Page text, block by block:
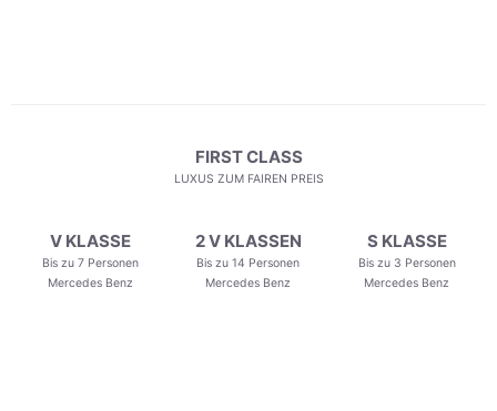
FIRST CLASS
LUXUS ZUM FAIREN PREIS
V KLASSE
Bis zu 7 Personen
Mercedes Benz
2 V KLASSEN
Bis zu 14 Personen
Mercedes Benz
S KLASSE
Bis zu 3 Personen
Mercedes Benz